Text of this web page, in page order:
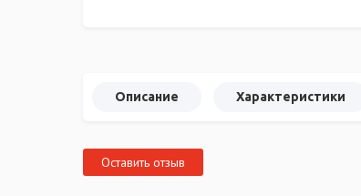
Описание Характеристики
Оставить отзыв